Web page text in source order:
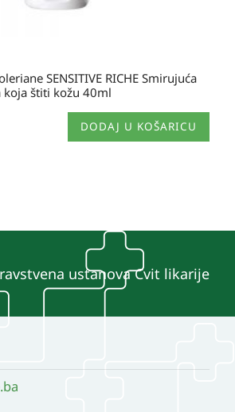
SENSITIVE RICHE Smirujuća
štiti kožu 40ml
DODAJ U KOŠARICU
ustanova Cvit likarije